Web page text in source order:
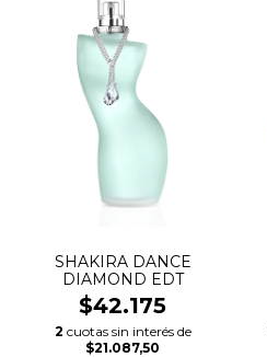
SHAKIRA DANCE
DIAMOND EDT
$42.175
2 cuotas sin interés de
$21.087,50